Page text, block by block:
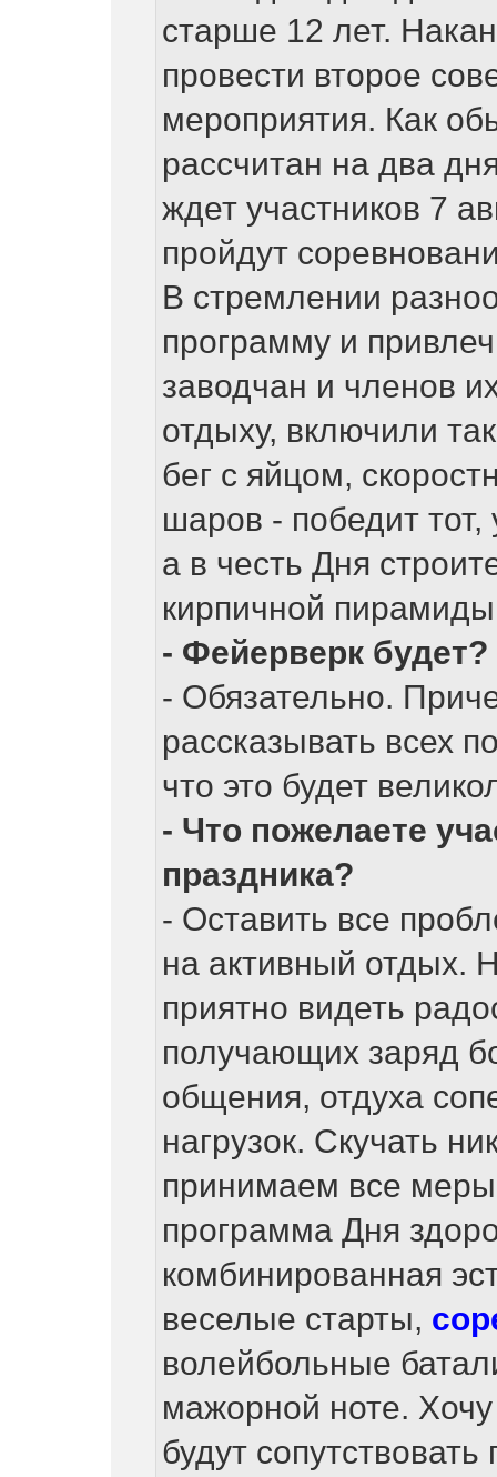
старше 12 лет.
провести второе
мероприятия. Как
рассчитан на два
ждет участников 7
пройдут
В стремлении
программу и
заводчан и членов
отдыху, включили
бег с яйцом,
шаров - победит
а в честь Дня
кирпичной
- Фейерверк будет?
- Обязательно.
рассказывать всех
что это будет
- Что пожелаете
праздника?
- Оставить все
на активный отдых.
приятно видеть
получающих заряд
общения, отдуха
нагрузок. Скучать
принимаем все
программа Дня
комбинированная
веселые старты,
волейбольные
мажорной ноте.
будут